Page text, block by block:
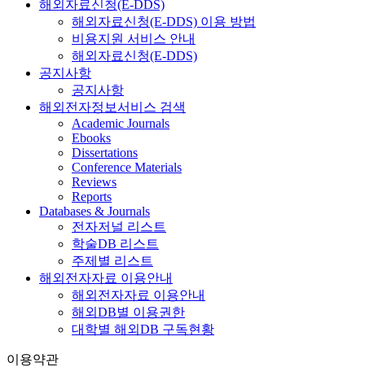
해외자료신청(E-DDS)
해외자료신청(E-DDS) 이용 방법
비용지원 서비스 안내
해외자료신청(E-DDS)
공지사항
공지사항
해외전자정보서비스 검색
Academic Journals
Ebooks
Dissertations
Conference Materials
Reviews
Reports
Databases & Journals
전자저널 리스트
학술DB 리스트
주제별 리스트
해외전자자료 이용안내
해외전자자료 이용안내
해외DB별 이용권한
대학별 해외DB 구독현황
이용약관